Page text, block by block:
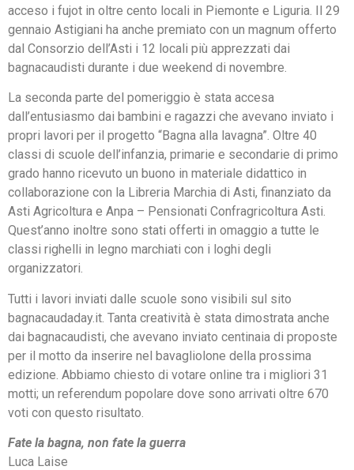
acceso i fujot in oltre cento locali in Piemonte e Liguria. Il 29
gennaio Astigiani ha anche premiato con un magnum offerto
dal Consorzio dell’Asti i 12 locali più apprezzati dai
bagnacaudisti durante i due weekend di novembre.
La seconda parte del pomeriggio è stata accesa
dall’entusiasmo dai bambini e ragazzi che avevano inviato i
propri lavori per il progetto “Bagna alla lavagna”. Oltre 40
classi di scuole dell’infanzia, primarie e secondarie di primo
grado hanno ricevuto un buono in materiale didattico in
collaborazione con la Libreria Marchia di Asti, finanziato da
Asti Agricoltura e Anpa – Pensionati Confragricoltura Asti.
Quest’anno inoltre sono stati offerti in omaggio a tutte le
classi righelli in legno marchiati con i loghi degli
organizzatori.
Tutti i lavori inviati dalle scuole sono visibili sul sito
bagnacaudaday.it. Tanta creatività è stata dimostrata anche
dai bagnacaudisti, che avevano inviato centinaia di proposte
per il motto da inserire nel bavagliolone della prossima
edizione. Abbiamo chiesto di votare online tra i migliori 31
motti; un referendum popolare dove sono arrivati oltre 670
voti con questo risultato.
Fate la bagna, non fate la guerra
Luca Laise